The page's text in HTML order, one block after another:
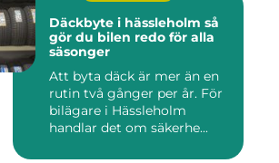
Däckbyte i hässleholm så
gör du bilen redo för alla
säsonger
Att byta däck är mer än en
rutin två gånger per år. För
bilägare i Hässleholm
handlar det om säkerhe...